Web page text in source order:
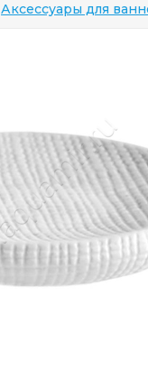
Аксессуары для